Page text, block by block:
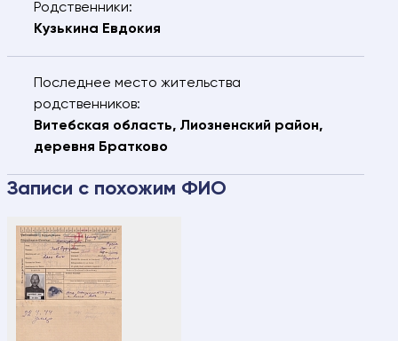
Родственники:
Кузькина Евдокия
Последнее место жительства
родственников:
Витебская область, Лиозненский район,
деревня Братково
Записи с похожим ФИО